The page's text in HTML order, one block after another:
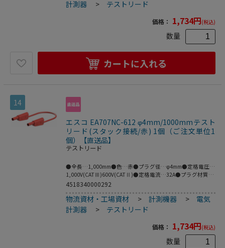
付（ばね形状の多面接触子付）●金（Au）は接触抵抗が低
いことに利点があり、主に研究開発用途に需要があります。
●梱包サイズ:145×128×20●梱包重量66g
計測器
> テストリード
価格： 1,734円(税込)
数量
カートに入れる
14
エスコ EA707NC-612 φ4mm/1000mmテスト
リード(スタック接続/赤) 1個（ご注文単位1
個）【直送品】
テストリード
●全長…1,000mm●色…赤●プラグ径…φ4mm●定格電圧…
1,000V(CATⅢ)600V(CATⅡ)●定格電流…32A●プラグ材質…
金●ケーブル材質…PVC●フレキシブルなケーブルの両端に
MULTILAMプラグ付きテストリード。●※プラグとソケット
の両方がMULTILAMの場合は接続できません。●MULTILAM
付（ばね形状の多面接触子付）●金（Au）は接触抵抗が低
いことに利点があり、主に研究開発用途に需要があります。
●梱包サイズ:155×149×30●梱包重量72g
4518340000292
物流資材・工場資材 >計測機器 > 電気
計測器
> テストリード
価格： 1,734円(税込)
数量